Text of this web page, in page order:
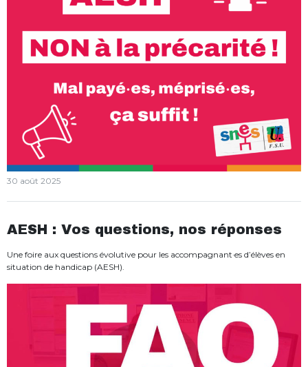
30 août 2025
AESH : Vos questions, nos réponses
Une foire aux questions évolutive pour les accompagnant·es d’élèves en
situation de handicap (AESH).